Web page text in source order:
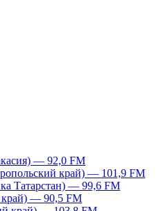
— 92,0 FM
край) — 101,9 FM
Татарстан) — 99,6 FM
край) — 90,5 FM